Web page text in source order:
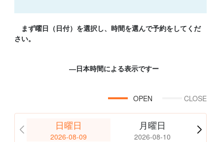
まず曜日（日付）を選択し、時間を選んで予約をしてくだ
さい。
―日本時間による表示ですー
CLOSE
OPEN
日曜日
2026-08-09
月曜日
2026-08-10